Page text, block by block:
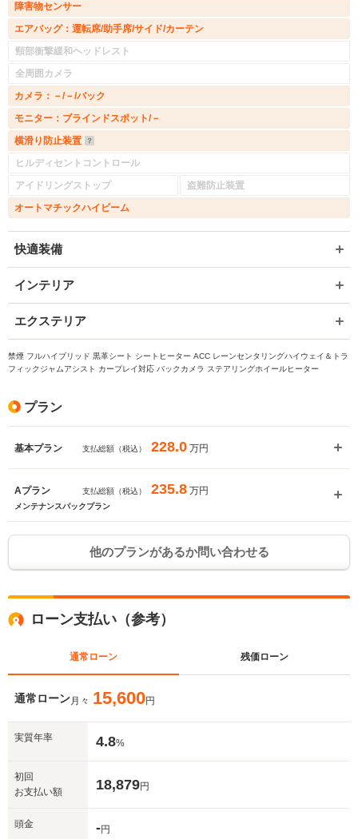
障害物センサー
エアバッグ：運転席/助手席/サイド/カーテン
頸部衝撃緩和ヘッドレスト
全周囲カメラ
カメラ：－/－/バック
モニター：ブラインドスポット/－
横滑り防止装置
ヒルディセントコントロール
アイドリングストップ
盗難防止装置
オートマチックハイビーム
快適装備
インテリア
エクステリア
禁煙 フルハイブリッド 黒革シート シートヒーター ACC レーンセンタリングハイウェイ＆トラ
フィックジャムアシスト カープレイ対応 バックカメラ ステアリングホイールヒーター
プラン
基本プラン 支払総額（税込） 228.0 万円
Aプラン 支払総額（税込） 235.8 万円
メンテナンスパックプラン
他のプランがあるか問い合わせる
ローン支払い（参考）
通常ローン 残価ローン
通常ローン月々 15,600円
実質年率 4.8%
初回
お支払い額
18,879円
頭金 -円